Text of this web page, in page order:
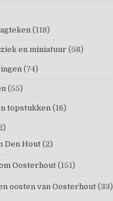
(118)
en miniatuur (58)
(74)
(55)
topstukken (16)
Den Hout (2)
Oosterhout (151)
oosten van Oosterhout (33)